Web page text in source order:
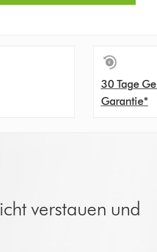
30 Tage
Garantie*
verstauen und